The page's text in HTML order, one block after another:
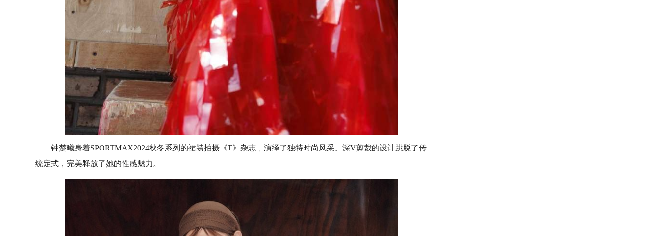
钟楚曦身着SPORTMAX2024秋冬系列的裙装拍摄《T》杂志，演绎了独特时尚风采。深V剪裁的设计跳脱了传
统定式，完美释放了她的性感魅力。